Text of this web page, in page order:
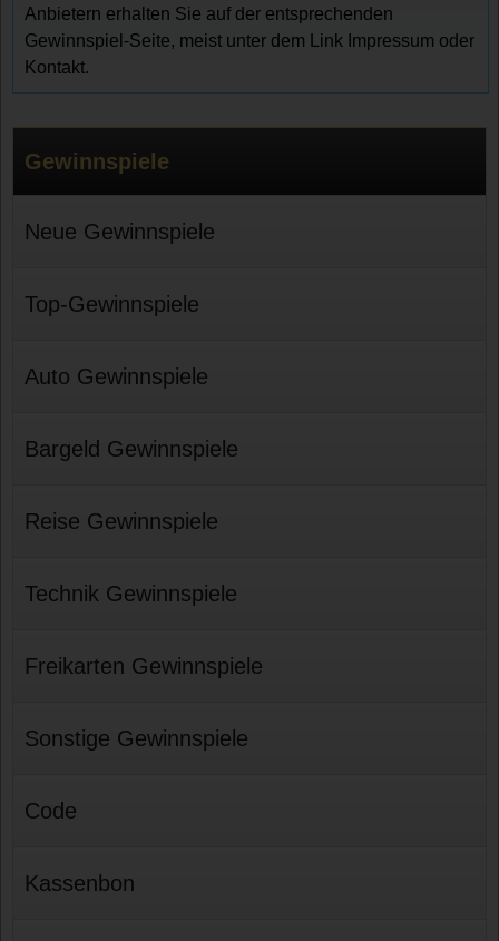
Anbietern erhalten Sie auf der entsprechenden
Gewinnspiel-Seite, meist unter dem Link Impressum oder
Kontakt.
Gewinnspiele
Neue Gewinnspiele
Top-Gewinnspiele
Auto Gewinnspiele
Bargeld Gewinnspiele
Reise Gewinnspiele
Technik Gewinnspiele
Freikarten Gewinnspiele
Sonstige Gewinnspiele
Code
Kassenbon